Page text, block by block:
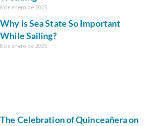
8 de enero de 2025
Why is Sea State So Important
While Sailing?
8 de enero de 2025
The Celebration of Quinceañera on